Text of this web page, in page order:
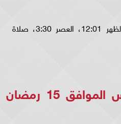
الفجر 4:26، الشروق 5:54، الظهر 12:01، العصر 3:30، صلاة
يوم الإثنين 25 مارس الموافق 15 رمضان